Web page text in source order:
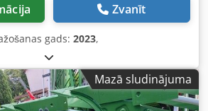
Zvanīt
gads: 2023,
Mazā sludinājuma